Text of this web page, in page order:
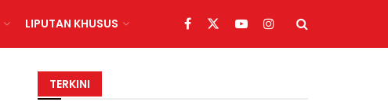
LIPUTAN KHUSUS
TERKINI